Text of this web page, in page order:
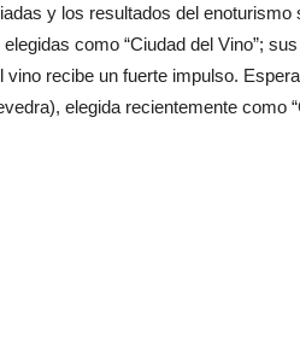
y los resultados del
como “Ciudad del Vino”;
vino recibe un fuerte impulso.
elegida recientemente como